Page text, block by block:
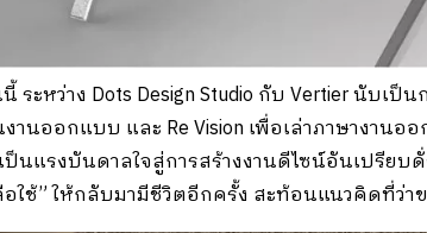
หว่าง Dots Design Studio กับ Vertier นับเป็
านออกแบบ และ Re Vision เพื่อเล่าภาษางาน
นแรงบันดาลใจสู่การสร้างงานดีไซน์อันเปรียบ
ใช้” ให้กลับมามีชีวิตอีกครั้ง สะท้อนแนวคิดที่ว่า